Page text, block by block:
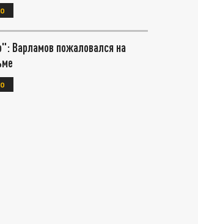
Варламов пожаловался на